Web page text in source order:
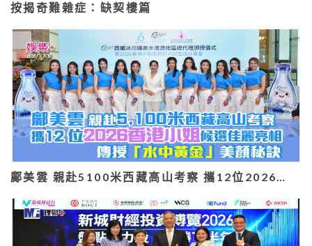
按揭奇難雜症：缺契樓篇
鄺美雲 親赴5100米西藏高山考察 攜12位2026…